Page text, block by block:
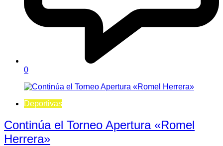
0
Deportivas
Continúa el Torneo Apertura «Romel
Herrera»